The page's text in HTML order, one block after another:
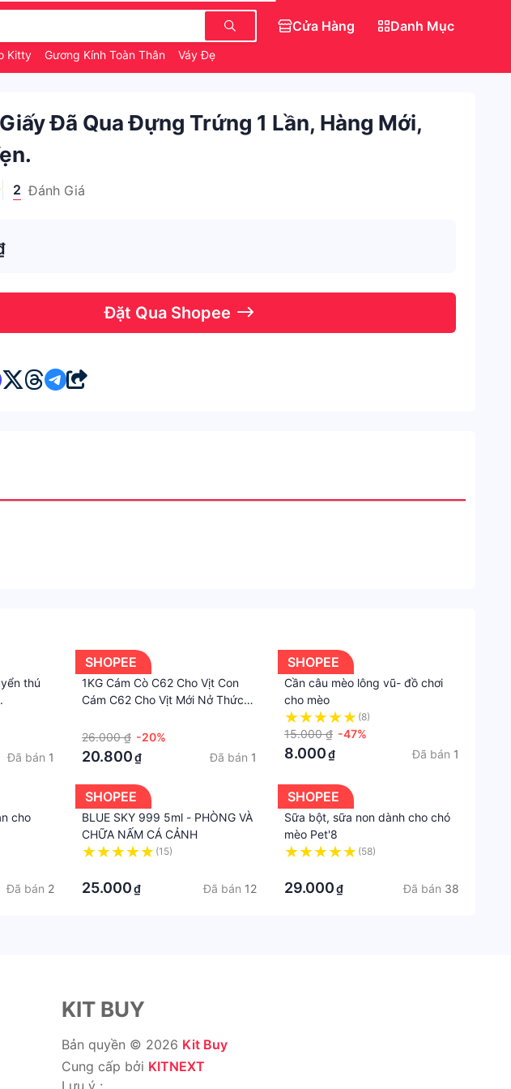
Kitty Gương Kính Toàn Thân Váy Đẹp Cho Nữ
Cửa Hàng Danh Mục
Đã Qua Đựng Trứng 1 Lần, Hàng Mới,
2 Đánh Giá
Đặt Qua Shopee
thú
Đã bán 1
SHOPEE
1KG Cám Cò C62 Cho Vịt Con
Cám C62 Cho Vịt Mới Nở Thức
Kiểng Mới Nở
26.000 ₫ -20%
20.800₫ Đã bán 1
SHOPEE
Cần câu mèo lông vũ- đồ chơi
cho mèo
(8)
15.000 ₫ -47%
8.000₫ Đã bán 1
cho
Đã bán 2
SHOPEE
BLUE SKY 999 5ml - PHÒNG VÀ
CHỮA NẤM CÁ CẢNH
(15)
25.000₫ Đã bán 12
SHOPEE
Sữa bột, sữa non dành cho chó
mèo Pet'8
(58)
29.000₫ Đã bán 38
KIT BUY
Bản quyền © 2026 Kit Buy
Cung cấp bởi KITNEXT
Lưu ý :